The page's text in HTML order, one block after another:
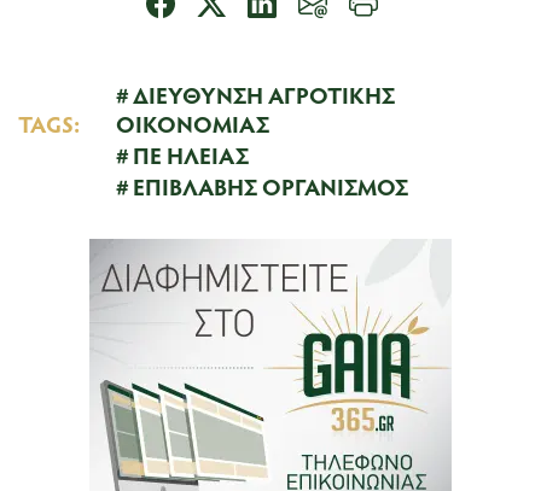
TAGS:
ΔΙΕΥΘΥΝΣΗ ΑΓΡΟΤΙΚΗΣ
ΟΙΚΟΝΟΜΙΑΣ
ΠΕ ΗΛΕΙΑΣ
ΕΠΙΒΛΑΒΗΣ ΟΡΓΑΝΙΣΜΟΣ